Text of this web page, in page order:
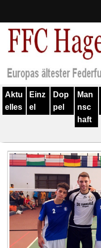
Termine
Verein
Geschichte
Training
Spieler
Kontakt
Links
Impressum
Aktu
elles
Einz
el
Dop
pel
Man
nsc
haft